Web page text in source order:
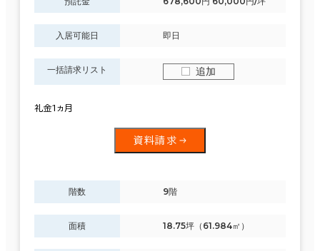
入居可能日 即日
一括請求リスト 追加
礼金1ヵ月
資料請求
階数 9階
面積 18.75坪（61.984㎡）